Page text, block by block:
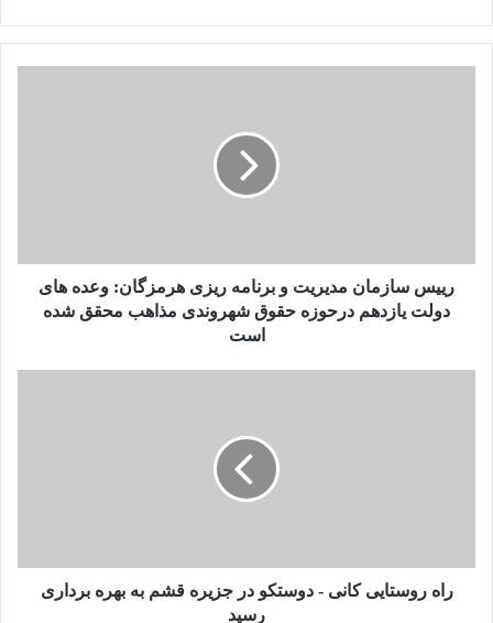
رییس سازمان مدیریت و برنامه ریزی هرمزگان: وعده های
دولت یازدهم درحوزه حقوق شهروندی مذاهب محقق شده
است
راه روستایی کانی - دوستکو در جزیره قشم به بهره برداری
رسید